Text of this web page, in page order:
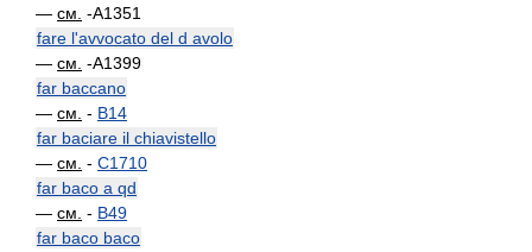
— см. -A1351
fare l'avvocato del d avolo
— см. -A1399
far baccano
— см. - B14
far baciare il chiavistello
— см. - C1710
far baco a qd
— см. - B49
far baco baco